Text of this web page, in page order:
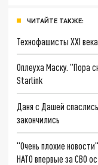
ЧИТАЙТЕ ТАКЖЕ:
Технофашисты XXI века
Оплеуха Маску. "Пора
Starlink
Даня с Дашей
закончились
"Очень плохие
НАТО впервые за СВО